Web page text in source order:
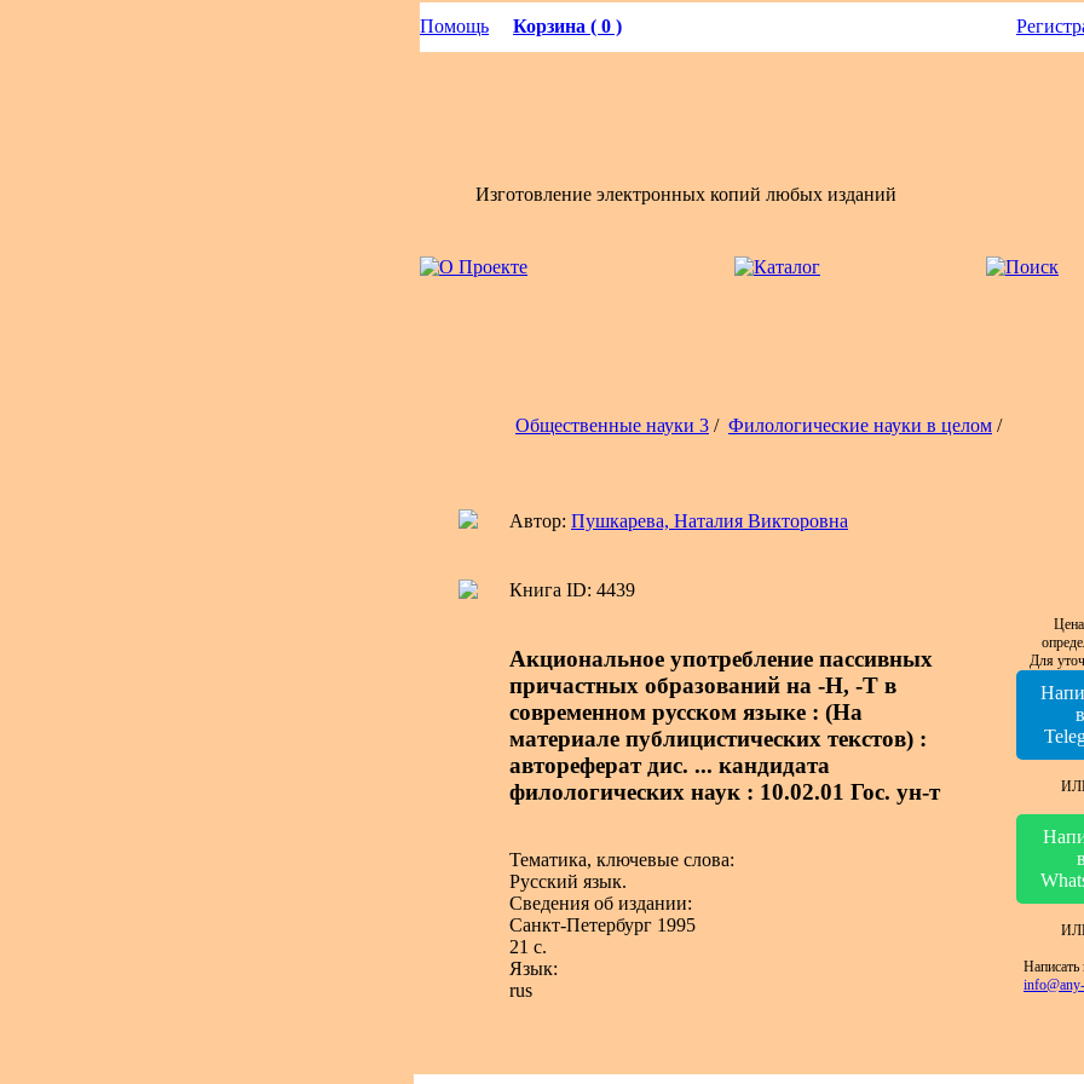
Помощь Корзина ( 0 )
Изготовление электронных копий любых изданий
Общественные науки 3 / Филологические науки в целом /
Автор: Пушкарева, Наталия Викторовна
Книга ID: 4439
Акциональное употребление пассивных
причастных образований на -Н, -Т в
современном русском языке : (На
материале публицистических текстов) :
автореферат дис. ... кандидата
филологических наук : 10.02.01 Гос. ун-т
Тематика, ключевые слова:
Русский язык.
Сведения об издании:
Санкт-Петербург 1995
21 с.
Язык:
rus
Для
в
в
Написать